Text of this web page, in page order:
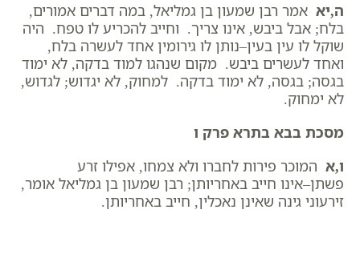
ה,יא אמר רבן שמעון בן גמליאל, במה דברים אמורים,
בלח; אבל ביבש, אינו צריך. וחייב להכריע לו טפח. היה
שוקל לו עין בעין–נותן לו גירומין אחד לעשרה בלח,
ואחד לעשרים ביבש. מקום שנהגו למוד בדקה, לא ימוד
בגסה; בגסה, לא ימוד בדקה. למחוק, לא יגדוש; לגדוש,
לא ימחוק.
מסכת בבא בתרא פרק ו
ו,א המוכר פירות לחברו ולא צמחו, אפילו זרע
פשתן–אינו חייב באחריותן; רבן שמעון בן גמליאל אומר,
זירעוני גינה שאינן נאכלין, חייב באחריותן.